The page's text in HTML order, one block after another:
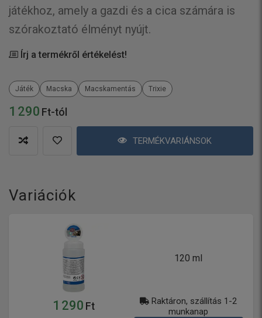
1 290 Ft-tól
TERMÉKVARIÁNSOK
játékhoz, amely a gazdi és a cica számára is
szórakoztató élményt nyújt.
Írj a termékről értékelést!
Játék Macska Macskamentás Trixie
Variációk
120 ml
1 290 Ft
Raktáron, szállítás 1-2
munkanap